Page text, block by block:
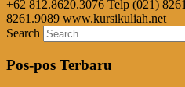
+62 812.8620.3076 Telp (021)
8261.9089 www.kursikuliah.net
Search
Pos-pos Terbaru